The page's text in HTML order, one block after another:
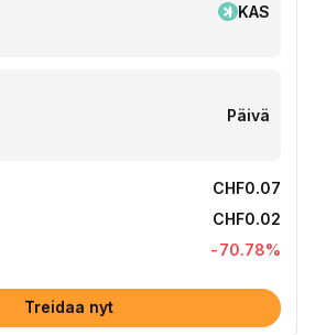
KAS
Päivä
CHF0.07
CHF0.02
-70.78%
Treidaa nyt